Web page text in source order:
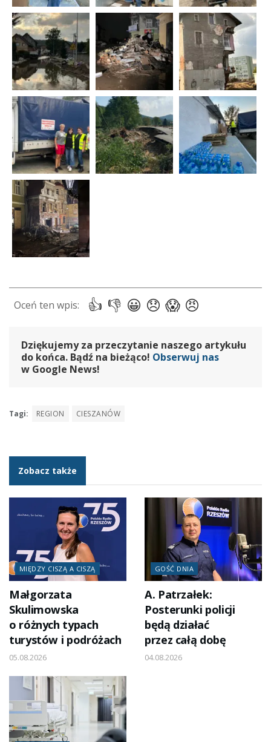
Dziękujemy za przeczytanie naszego artykułu
do końca. Bądź na bieżąco! Obserwuj nas
w Google News!
Tagi: REGION CIESZANÓW
Zobacz także
MIĘDZY CISZĄ A CISZĄ
Małgorzata
Skulimowska
o różnych typach
turystów i podróżach
05.08.2026
GOŚĆ DNIA
A. Patrzałek:
Posterunki policji
będą działać
przez całą dobę
04.08.2026